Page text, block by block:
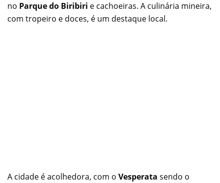
no Parque do Biribiri e cachoeiras. A culinária mineira,
com tropeiro e doces, é um destaque local.
A cidade é acolhedora, com o Vesperata sendo o